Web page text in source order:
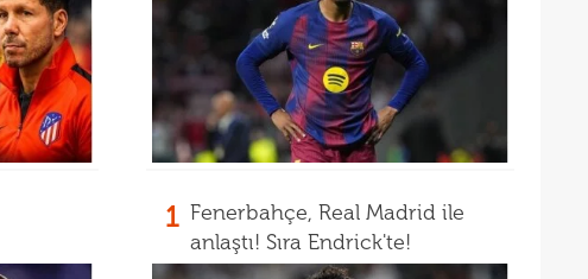
1 Fenerbahçe, Real Madrid ile
anlaştı! Sıra Endrick'te!